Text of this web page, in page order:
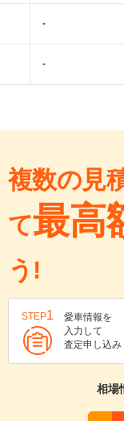
-
-
複数の見
て最高
う!
STEP1
愛車情報を
入力して
査定申し込み
相場